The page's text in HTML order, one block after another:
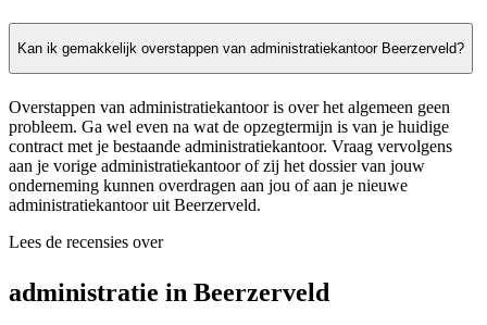
Kan ik gemakkelijk overstappen van administratiekantoor Beerzerveld?
Overstappen van administratiekantoor is over het algemeen geen
probleem. Ga wel even na wat de opzegtermijn is van je huidige
contract met je bestaande administratiekantoor. Vraag vervolgens
aan je vorige administratiekantoor of zij het dossier van jouw
onderneming kunnen overdragen aan jou of aan je nieuwe
administratiekantoor uit Beerzerveld.
Lees de recensies over
administratie in Beerzerveld